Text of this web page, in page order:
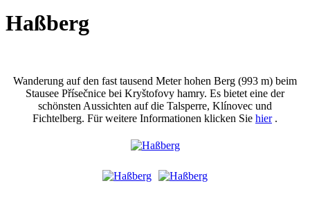
Haßberg
Wanderung auf den fast tausend Meter hohen Berg (993 m) beim
Stausee Přísečnice bei Kryštofovy hamry. Es bietet eine der
schönsten Aussichten auf die Talsperre, Klínovec und
Fichtelberg. Für weitere Informationen klicken Sie hier.